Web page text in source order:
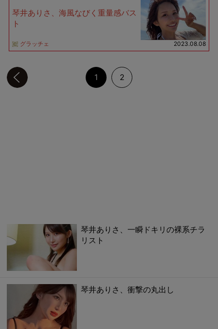
琴井ありさ、海風なびく重量感バス
ト
グラッチェ 2023.08.08
1 2
琴井ありさ、一瞬ドキリの裸系チラ
リスト
琴井ありさ、衝撃の丸出し